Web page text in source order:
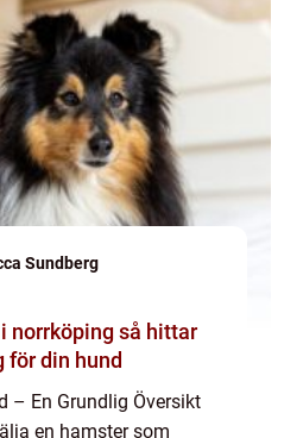
Sundberg
så hittar
för din hund
– En Grundlig Översikt
en hamster som